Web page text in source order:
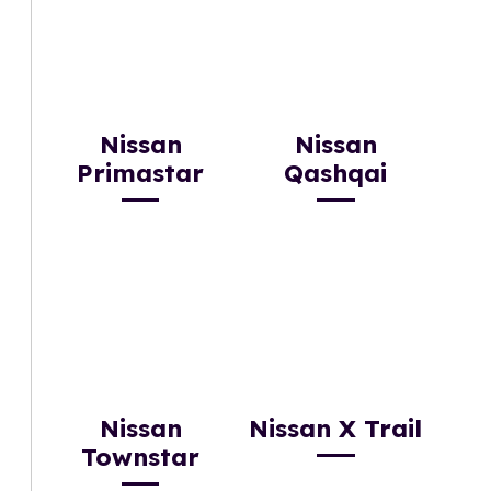
Nissan
Primastar
Nissan
Qashqai
Nissan
Townstar
Nissan X Trail